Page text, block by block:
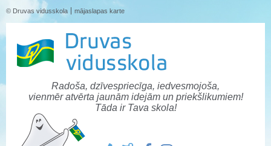
© Druvas vidusskola mājaslapas karte
Radoša, dzīvespriecīga, iedvesmojoša,
vienmēr atvērta jaunām idejām un priekšlikumiem!
Tāda ir Tava skola!